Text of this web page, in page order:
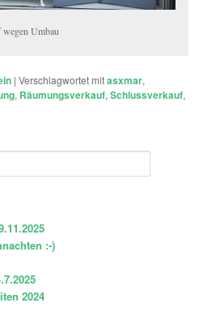
Umbau
|Verschlagwortet mitasxmar,
, Räumungsverkauf,Schlussverkauf,
:-)
2024